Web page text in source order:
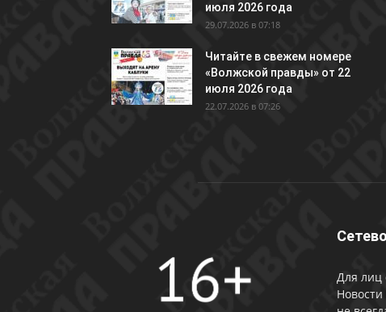
июля 2026 года
29.07.2026 в 07:18
Читайте в свежем номере
«Волжской правды» от 22
июля 2026 года
22.07.2026 в 07:26
Для лиц